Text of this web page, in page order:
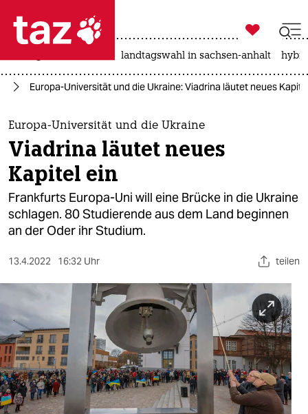
 taz zahl ich
taz zahl ich
themen
politik
öko
gesellschaft
sport
berlin
nord
wahrheit
verlag

taz zahl ich
landtagswahl in sachsen-anhalt
Europa-Universität und die Ukraine: Viadrina läutet neues
Europa-Universität und die Ukraine
Viadrina läutet neues
Kapitel ein
Frankfurts Europa-Uni will eine Brücke in die Ukraine
schlagen. 80 Studierende aus dem Land beginnen
an der Oder ihr Studium.
13.4.2022 16:32 Uhr teilen